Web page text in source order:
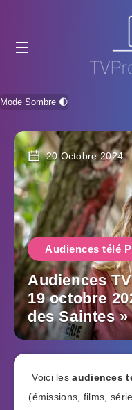
Mode Sombre 🌓
20 Octobre 2024
Audiences télé
Audiences
19 octobre
des Saintes
Voici lesaudiences
(émissions, films,